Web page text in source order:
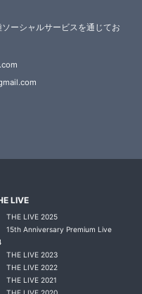
ーシャルサービスを通じてお
LIVE
THE LIVE 2025
15th Anniversary Premium Live
THE LIVE 2023
THE LIVE 2022
THE LIVE 2021